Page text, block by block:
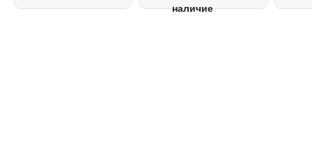
наличие